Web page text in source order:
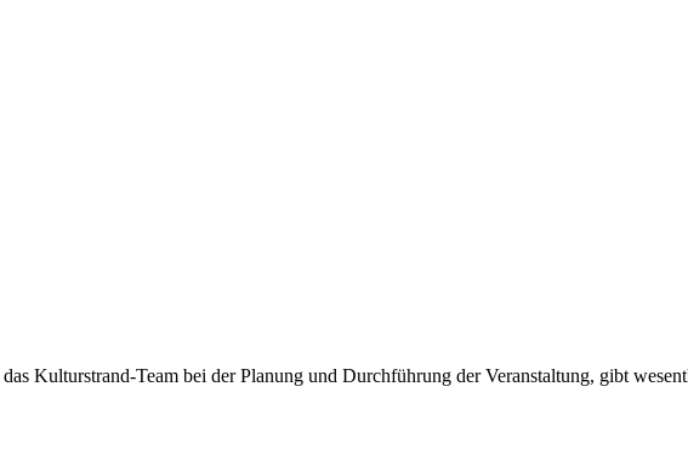
Kulturstrand-Team bei der Planung und Durchführung der Veranstaltung, gibt